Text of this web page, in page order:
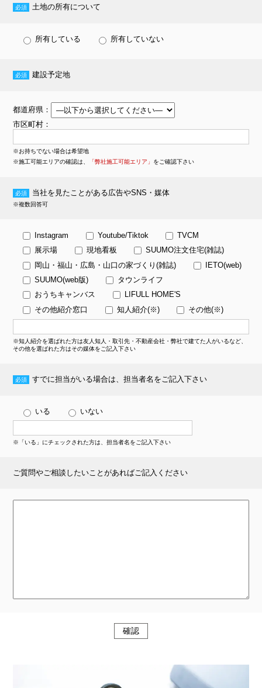
土地の所有について
所有している 所有していない
建設予定地
都道府県 ：
市区町村 ：
※お持ちでない場合は希望地
※施工可能エリアの確認は、
「弊社施工可能エリア」 をご確認下さい
当社を見たことがある広告やSNS・媒体
※複数回答可
Instagram Youtube/Tiktok
TVCM
展示場
現地看板
SUUMO注文住宅(雑誌)
岡山・福山・広島・山口の家づくり(雑誌)
IETO(web)
SUUMO(web版)
タウンライフ
おうちキャンバス
LIFULL HOME'S
その他紹介窓口
知人紹介(※) その他(※)
※知人紹介を選ばれた方は友人知人・取引先・不動産会社・弊社で建てた人がいるなど、
その他を選ばれた方はその媒体をご記入下さい
すでに担当がいる場合は、 担当者名 をご記入下さい
いる いない
※「いる」にチェックされた方は、担当者名をご記入下さい
ご質問やご相談 したいことがあればご記入ください